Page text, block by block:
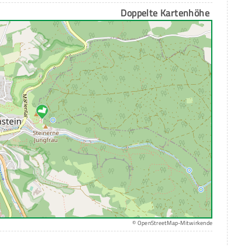
Doppelte Kartenhöhe
© OpenStreetMap-Mitwirkende